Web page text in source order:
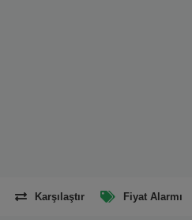
Karşılaştır Fiyat Alarmı